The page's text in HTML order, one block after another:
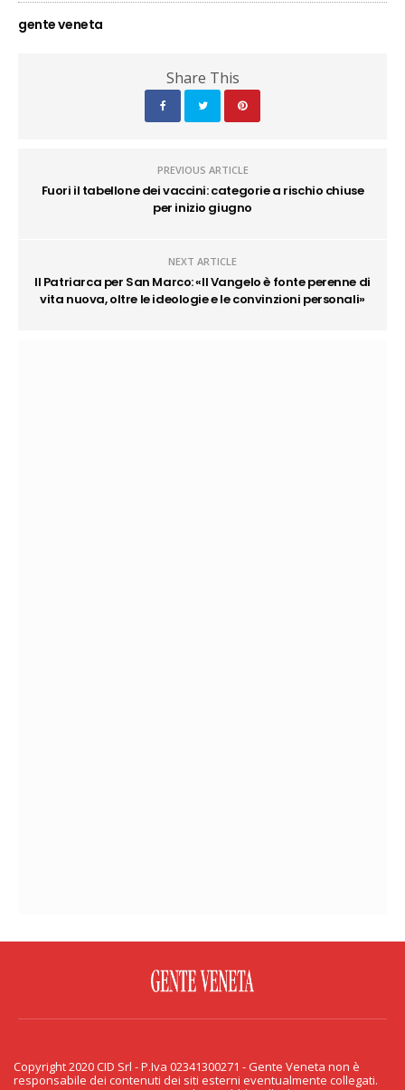
gente veneta
Share This
PREVIOUS ARTICLE
Fuori il tabellone dei vaccini: categorie a rischio chiuse
per inizio giugno
NEXT ARTICLE
Il Patriarca per San Marco: «Il Vangelo è fonte perenne di
vita nuova, oltre le ideologie e le convinzioni personali»
PRIVACY & COOKIE
Copyright 2020 CID Srl - P.Iva 02341300271 - Gente Veneta non è
responsabile dei contenuti dei siti esterni eventualmente collegati.